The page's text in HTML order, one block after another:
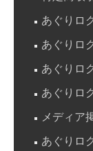
あぐりロ
あぐりロ
あぐりロ
あぐりロ
メディア
あぐりロ